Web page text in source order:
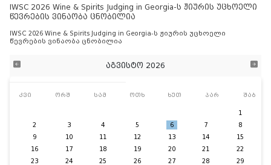
IWSC 2026 Wine & Spirits Judging in Georgia-ს ჟიურის უცხოელი
წევრების ვინაობა ცნობილია
IWSC 2026 Wine & Spirits Judging in Georgia-ს ჟიურის უცხოელი
წევრების ვინაობა ცნობილია
აგვისტო 2026
კვი ორშ სამ ოთხ ხუთ პარ შაბ
1
2
3 4 5 6 7
8
9
10 11 12 13 14
15
16
17 18 19 20 21
22
23
24 25 26 27 28
29